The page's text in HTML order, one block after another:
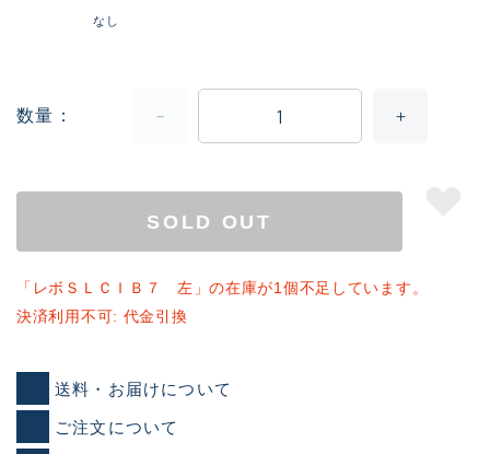
なし
数量
SOLD OUT
「レボＳＬＣＩＢ７ 左」の在庫が1個不足しています。
決済利用不可: 代金引換
送料・お届けについて
ご注文について